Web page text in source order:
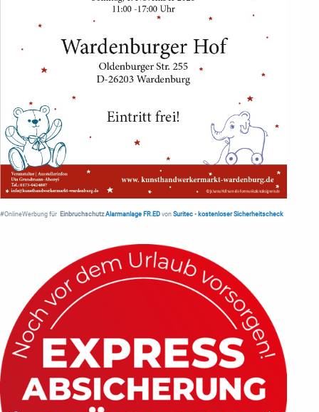
#OnlineWerbung für Einbruchschutz Alarmanlage FR.ED von Suritec • kostenloser Sicherheitscheck